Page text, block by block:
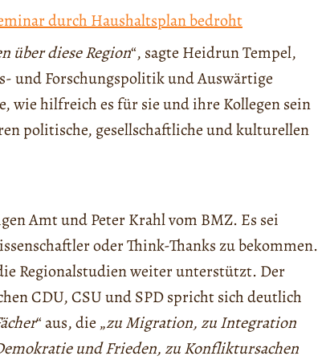
durch Haushaltsplan bedroht
über diese Region“, sagte Heidrun Tempel,
und Forschungspolitik und Auswärtige
hilfreich es für sie und ihre Kollegen sein
politische, gesellschaftliche und kulturellen
Amt und Peter Krahl vom BMZ. Es sei
oder Think-Thanks zu bekommen.
Regionalstudien weiter unterstützt. Der
CDU, CSU und SPD spricht sich deutlich
“ aus, die „zu Migration, zu Integration
und Frieden, zu Konfliktursachen